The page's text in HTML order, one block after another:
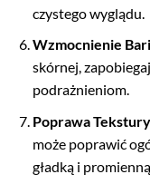
czystego wyglądu.
Wzmocnienie
skórnej,
podrażnieniom.
Poprawa
może poprawić
gładką i